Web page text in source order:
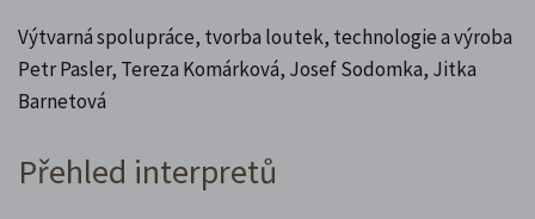
Výtvarná spolupráce, tvorba loutek, technologie a výroba
Petr Pasler, Tereza Komárková, Josef Sodomka, Jitka
Barnetová
Přehled interpretů